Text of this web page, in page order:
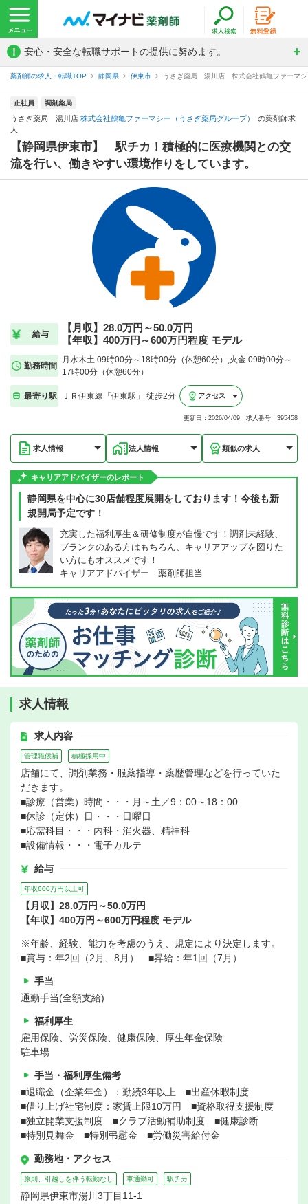
! 安心・安全な転職サポートの提供に努めます。
薬剤師の求人・転職TOP 静岡県 伊東市 うさぎ薬局 湯川店 株式会社鶴亀ファーマシ
正社員 調剤薬局
うさぎ薬局 湯川店 株式会社鶴亀ファーマシー（うさぎ薬局グループ）
の薬剤師求
人
【静岡県伊東市】 駅チカ！積極的に医療機関との交
流を行い、働きやすい環境作りをしています。
給与
【月収】28.0万円～50.0万円
【年収】400万円～600万円程度 モデル
勤務時間
月水木土:09時00分～18時00分（休憩60分）,火金:09時00分～
17時00分（休憩60分）
最寄り駅 ＪＲ伊東線「伊東駅」 徒歩2分 アクセス
更新日：2026/04/09 求人番号：395458
求人情報 法人情報 類似の求人
キャリアアドバイザーのレポート
静岡県を中心に30店舗程度展開をしております！今後も新
規開局予定です！
充実した福利厚生＆研修制度が自慢です！調剤未経験、
ブランクのある方はもちろん、キャリアアップを図りた
い方にもオススメです！
キャリアアドバイザー 薬剤師担当
求人情報
求人内容
管理職候補 積極採用中
店舗にて、調剤業務・服薬指導・薬歴管理などを行っていた
だきます。
■診療（営業）時間・・・月～土／9：00～18：00
■休診（定休）日・・・日曜日
■応需科目・・・内科・消火器、精神科
■設備情報・・・電子カルテ
給与
年収600万円以上可
【月収】28.0万円～50.0万円
【年収】400万円～600万円程度 モデル
※年齢、経験、能力を考慮のうえ、規定により決定します。
■賞与：年2回（2月、8月） ■昇給：年1回（7月）
手当
通勤手当(全額支給)
福利厚生
雇用保険、労災保険、健康保険、厚生年金保険
駐車場
手当・福利厚生備考
■退職金（企業年金）：勤続3年以上 ■出産休暇制度
■借り上げ社宅制度：家賃上限10万円 ■資格取得支援制度
■独立開業支援制度 ■クラブ活動補助制度 ■健康診断
■特別見舞金 ■特別弔慰金 ■労働災害給付金
勤務地・アクセス
原則、引越しを伴う転勤なし 車通勤可 駅チカ
静岡県伊東市湯川3丁目11-1